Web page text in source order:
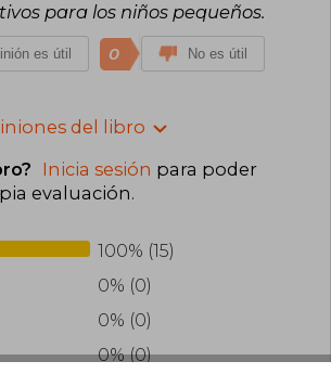
para los niños pequeños.
es útil 0 No es útil
del libro
Inicia sesión para poder
evaluación.
100% (15)
0% (0)
0% (0)
0% (0)